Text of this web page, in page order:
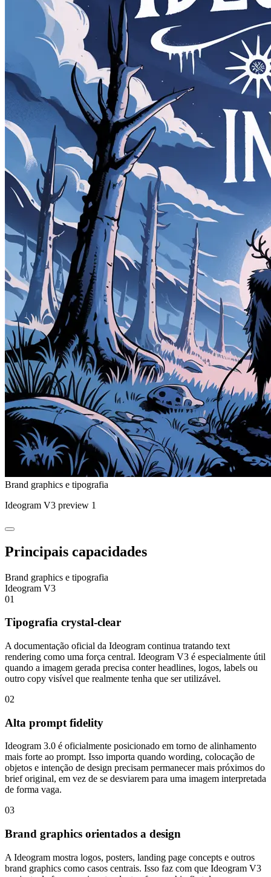
Brand graphics e tipografia
Ideogram V3 preview 1
Principais capacidades
Brand graphics e tipografia
Ideogram V3
01
Tipografia crystal-clear
A documentação oficial da Ideogram continua tratando text
rendering como uma força central. Ideogram V3 é especialmente útil
quando a imagem gerada precisa conter headlines, logos, labels ou
outro copy visível que realmente tenha que ser utilizável.
02
Alta prompt fidelity
Ideogram 3.0 é oficialmente posicionado em torno de alinhamento
mais forte ao prompt. Isso importa quando wording, colocação de
objetos e intenção de design precisam permanecer mais próximos do
brief original, em vez de se desviarem para uma imagem interpretada
de forma vaga.
03
Brand graphics orientados a design
A Ideogram mostra logos, posters, landing page concepts e outros
brand graphics como casos centrais. Isso faz com que Ideogram V3